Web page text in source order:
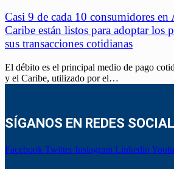
Casi 9 de cada 10 consumidores
Caribe están listos para adoptar los
sus transacciones cotidianas
El débito es el principal medio de pago
y el Caribe, utilizado por el…
SÍGANOS EN REDES
Facebook Twitter Instagram Linkedin